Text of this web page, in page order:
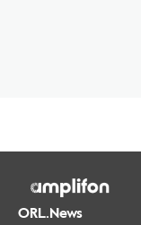
ORL.News